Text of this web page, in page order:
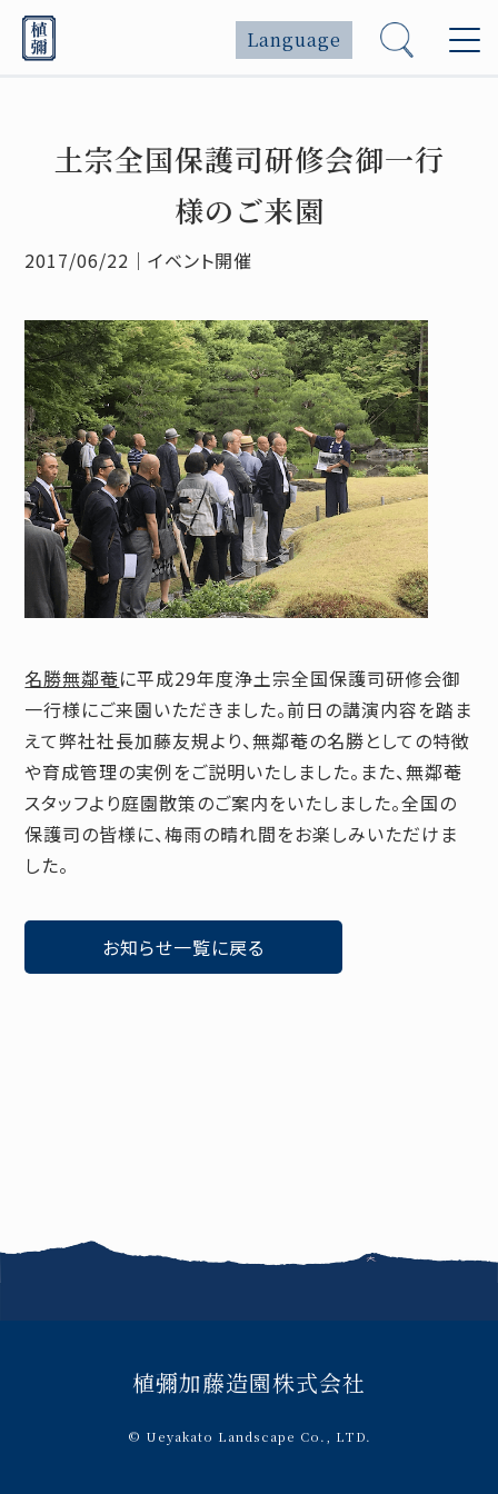
Language
土宗全国保護司研修会御一行
様のご来園
2017/06/22 ｜イベント開催
名勝無鄰菴に平成29年度浄土宗全国保護司研修会御
一行様にご来園いただきました。前日の講演内容を踏ま
えて弊社社長加藤友規より、無鄰菴の名勝としての特徴
や育成管理の実例をご説明いたしました。また、無鄰菴
スタッフより庭園散策のご案内をいたしました。全国の
保護司の皆様に、梅雨の晴れ間をお楽しみいただけま
した。
お知らせ一覧に戻る
植彌加藤造園株式会社
© Ueyakato Landscape Co., LTD.